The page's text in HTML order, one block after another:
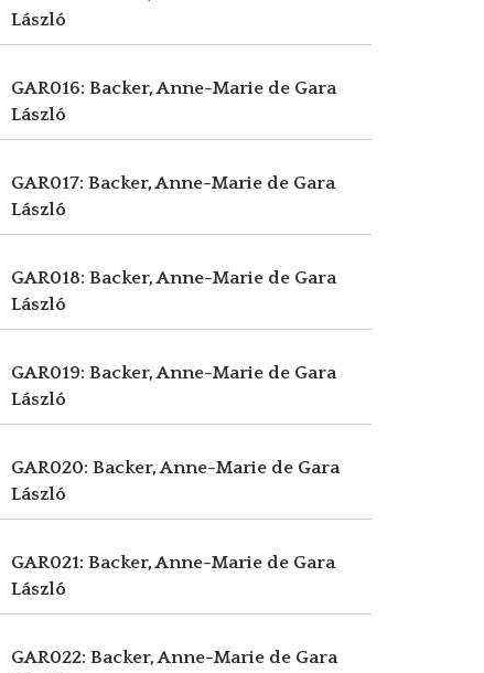
László
GAR016: Backer, Anne-Marie de Gara
László
GAR017: Backer, Anne-Marie de Gara
László
GAR018: Backer, Anne-Marie de Gara
László
GAR019: Backer, Anne-Marie de Gara
László
GAR020: Backer, Anne-Marie de Gara
László
GAR021: Backer, Anne-Marie de Gara
László
GAR022: Backer, Anne-Marie de Gara